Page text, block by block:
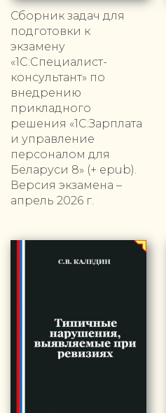
Сборник задач для
подготовки к
экзамену
«1С:Специалист-
консультант» по
внедрению
прикладного
решения «1С:Зарплата
и управление
персоналом для
Беларуси 8» (+ epub).
Версия экзамена –
апрель 2026 г.